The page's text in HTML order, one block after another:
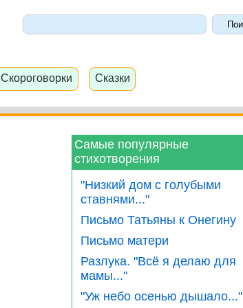
Скороговорки Сказки
Самые популярные
стихотворения
"Низкий дом с голубыми
ставнями..."
Письмо Татьяны к Онегину
Письмо матери
Разлука. "Всё я делаю для
мамы..."
"Уж небо осенью дышало..."